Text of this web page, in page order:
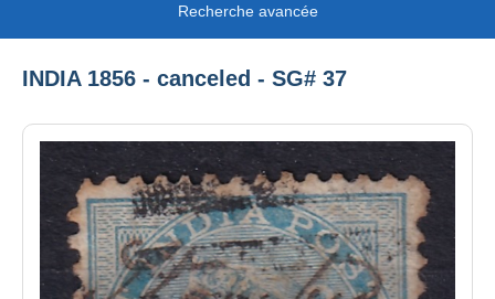
Recherche avancée
INDIA 1856 - canceled - SG# 37